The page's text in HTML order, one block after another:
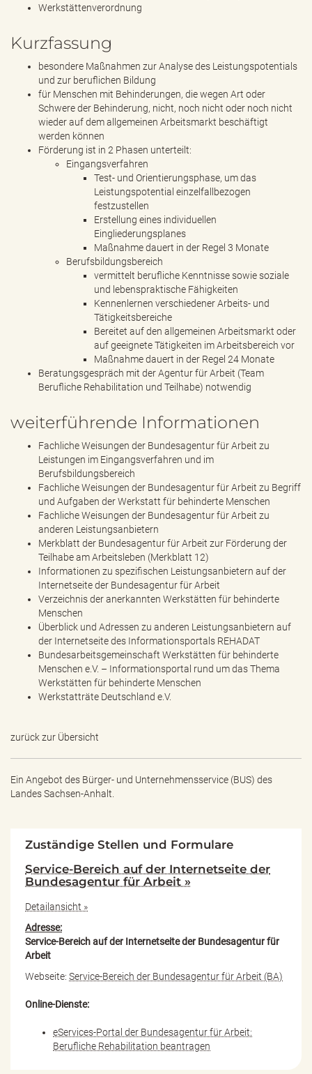
Werkstättenverordnung
Kurzfassung
besondere Maßnahmen zur Analyse des Leistungspotentials
und zur beruflichen Bildung
für Menschen mit Behinderungen, die wegen Art oder
Schwere der Behinderung, nicht, noch nicht oder noch nicht
wieder auf dem allgemeinen Arbeitsmarkt beschäftigt
werden können
Förderung ist in 2 Phasen unterteilt:
Eingangsverfahren
Test- und Orientierungsphase, um das
Leistungspotential einzelfallbezogen
festzustellen
Erstellung eines individuellen
Eingliederungsplanes
Maßnahme dauert in der Regel 3 Monate
Berufsbildungsbereich
vermittelt berufliche Kenntnisse sowie soziale
und lebenspraktische Fähigkeiten
Kennenlernen verschiedener Arbeits- und
Tätigkeitsbereiche
Bereitet auf den allgemeinen Arbeitsmarkt oder
auf geeignete Tätigkeiten im Arbeitsbereich vor
Maßnahme dauert in der Regel 24 Monate
Beratungsgespräch mit der Agentur für Arbeit (Team
Berufliche Rehabilitation und Teilhabe) notwendig
weiterführende Informationen
Fachliche Weisungen der Bundesagentur für Arbeit zu
Leistungen im Eingangsverfahren und im
Berufsbildungsbereich
Fachliche Weisungen der Bundesagentur für Arbeit zu Begriff
und Aufgaben der Werkstatt für behinderte Menschen
Fachliche Weisungen der Bundesagentur für Arbeit zu
anderen Leistungsanbietern
Merkblatt der Bundesagentur für Arbeit zur Förderung der
Teilhabe am Arbeitsleben (Merkblatt 12)
Informationen zu spezifischen Leistungsanbietern auf der
Internetseite der Bundesagentur für Arbeit
Verzeichnis der anerkannten Werkstätten für behinderte
Menschen
Überblick und Adressen zu anderen Leistungsanbietern auf
der Internetseite des Informationsportals REHADAT
Bundesarbeitsgemeinschaft Werkstätten für behinderte
Menschen e.V. – Informationsportal rund um das Thema
Werkstätten für behinderte Menschen
Werkstatträte Deutschland e.V.
zurück zur Übersicht
Ein Angebot des Bürger- und Unternehmensservice (BUS) des
Landes Sachsen-Anhalt.
Zuständige Stellen und Formulare
Service-Bereich auf der Internetseite der
Bundesagentur für Arbeit »
Detailansicht »
Adresse:
Service-Bereich auf der Internetseite der Bundesagentur für
Arbeit
Webseite: Service-Bereich der Bundesagentur für Arbeit (BA)
Online-Dienste:
eServices-Portal der Bundesagentur für Arbeit:
Berufliche Rehabilitation beantragen